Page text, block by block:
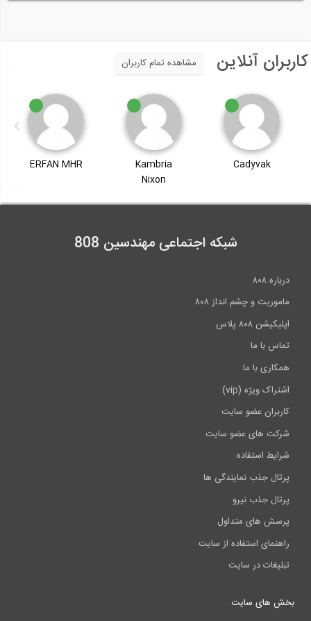
کاربران آنلاین مشاهده تمام کاربران
Cadyvak
Kambria
Nixon
ERFAN MHR
شبکه اجتماعی مهندسین 808
درباره ۸۰۸
ماموریت و چشم انداز ۸۰۸
اپلیکیشن ۸۰۸ پلاس
تماس با ما
همکاری با ما
اشتراک ویژه (vip)
کاربران عضو سایت
شرکت های عضو سایت
شرایط استفاده
پرتال جذب نمایندگی ها
پرتال جذب نیرو
پرسش های متداول
راهنمای استفاده از سایت
تبلیغات در سایت
بخش های سایت